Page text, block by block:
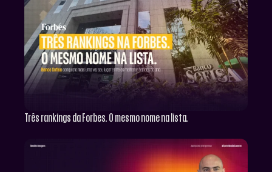
Três rankings da Forbes. O mesmo nome na lista.